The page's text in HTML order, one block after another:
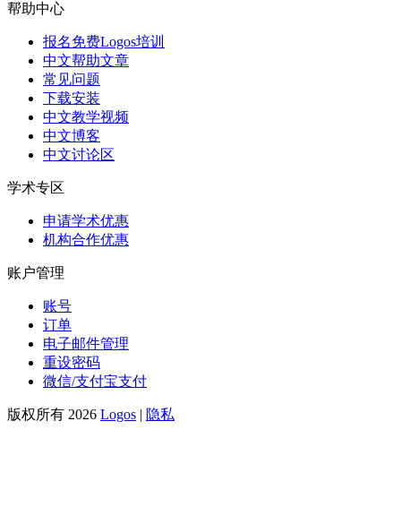
帮助中心
报名免费Logos培训
中文帮助文章
常见问题
下载安装
中文教学视频
中文博客
中文讨论区
学术专区
申请学术优惠
机构合作优惠
账户管理
账号
订单
电子邮件管理
重设密码
微信/支付宝支付
版权所有 2026 Logos | 隐私